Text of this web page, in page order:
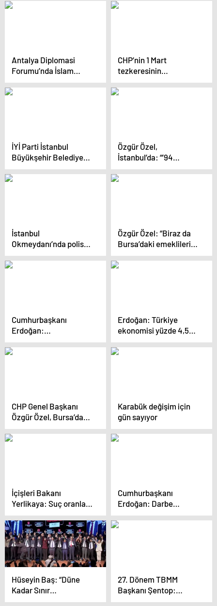
ötekine durumuyla
Limanıdır
Antalya Diplomasi
Forumu’nda İslam
karşıtlığı ele alındı
CHP’nin 1 Mart
tezkeresinin
reddedilmesi TBMM’de
görüşüldü
İYİ Parti İstanbul
Büyükşehir Belediye
Başkan Adayı Buğra
Kavuncu: ‘Seçimin
Özgür Özel,
İstanbul’da: “’94
Ruhuyla’ Diyorlar.
İstanbul
Okmeydanı’nda polis
tarafından öldürülen
Uğur Kurt’un davası
Özgür Özel: “Biraz da
Bursa’daki emeklileri
tahrik edeyim”
Cumhurbaşkanı
Erdoğan:
“Belediyecilikte
bizimle yarışacak
Erdoğan: Türkiye
ekonomisi yüzde 4,5
büyüdü, muhalefet ne
oldu?
CHP Genel Başkanı
Özgür Özel, Bursa’da
Emeklileri Tahrik
Etmek Suçlamasına
Karabük değişim için
gün sayıyor
İçişleri Bakanı
Yerlikaya: Suç oranları
düşüyor, aydınlatma
oranları artıyor
Cumhurbaşkanı
Erdoğan: Darbe
hevesinde olanlar var
ama Türkiye eski
Hüseyin Baş: “Düne
Kadar Sınır
Mahkemeleri Kurup
27. Dönem TBMM
Başkanı Şentop:
“Erbakan hocanın